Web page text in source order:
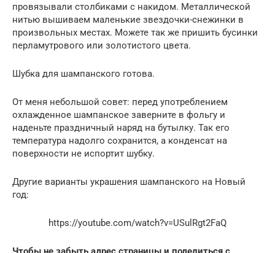
провязывали столбиками с накидом. Металлической
нитью вышиваем маленькие звездочки-снежинки в
произвольных местах. Можете так же пришить бусинки
перламутрового или золотистого цвета.
Шубка для шампанского готова.
От меня небольшой совет: перед употреблением
охлажденное шампанское заверните в фольгу и
наденьте праздничный наряд на бутылку. Так его
температура надолго сохранится, а конденсат на
поверхности не испортит шубку.
Другие варианты украшения шампанского на Новый
год:
https://youtube.com/watch?v=USulRgt2FaQ